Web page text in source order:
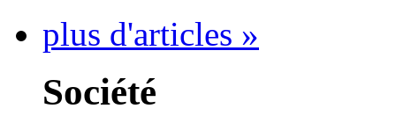
plus d'articles »
Société